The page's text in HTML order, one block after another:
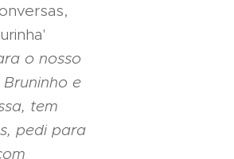
o nosso
e
tem
pedi para